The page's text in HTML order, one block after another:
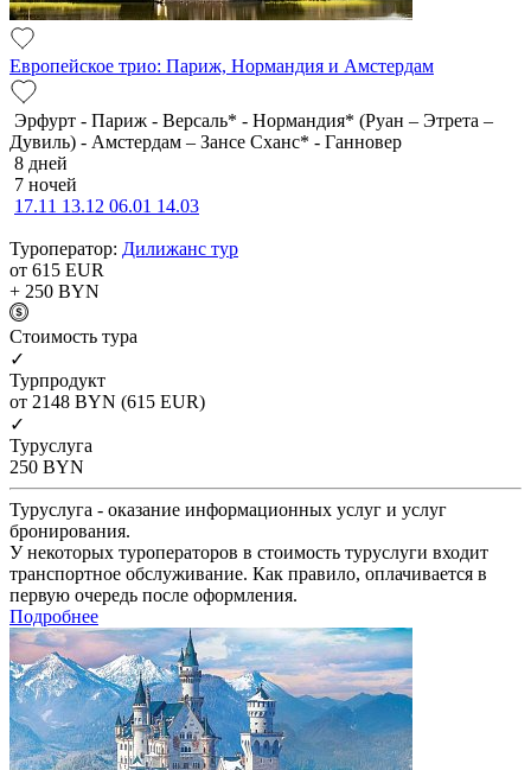
Европейское трио: Париж, Нормандия и Амстердам
Эрфурт - Париж - Версаль* - Нормандия* (Руан – Этрета –
Дувиль) - Амстердам – Зансе Сханс* - Ганновер
8 дней
7 ночей
17.11 13.12 06.01 14.03
Туроператор: Дилижанс тур
от 615 EUR
+ 250 BYN
Cтоимость тура
✓
Турпродукт
от 2148 BYN (615 EUR)
✓
Туруслуга
250 BYN
Туруслуга - оказание информационных услуг и услуг
бронирования.
У некоторых туроператоров в стоимость туруслуги входит
транспортное обслуживание. Как правило, оплачивается в
первую очередь после оформления.
Подробнее